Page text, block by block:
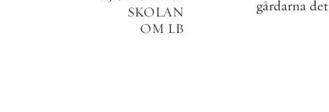
SKOLAN
OM LB
gårdarna det